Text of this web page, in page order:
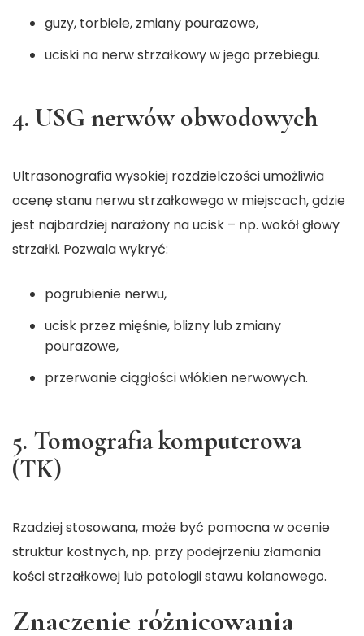
guzy, torbiele, zmiany pourazowe,
uciski na nerw strzałkowy w jego przebiegu.
4. USG nerwów obwodowych
Ultrasonografia wysokiej rozdzielczości umożliwia
ocenę stanu nerwu strzałkowego w miejscach, gdzie
jest najbardziej narażony na ucisk – np. wokół głowy
strzałki. Pozwala wykryć:
pogrubienie nerwu,
ucisk przez mięśnie, blizny lub zmiany
pourazowe,
przerwanie ciągłości włókien nerwowych.
5. Tomografia komputerowa
(TK)
Rzadziej stosowana, może być pomocna w ocenie
struktur kostnych, np. przy podejrzeniu złamania
kości strzałkowej lub patologii stawu kolanowego.
Znaczenie różnicowania